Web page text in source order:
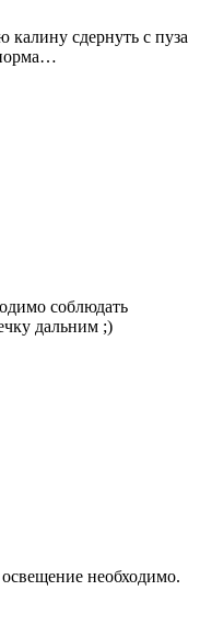
сдернуть с пуза
соблюдать
дальним ;)
освещение необходимо.